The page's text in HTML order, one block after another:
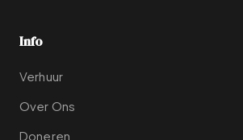
Info
Verhuur
Over Ons
Doneren